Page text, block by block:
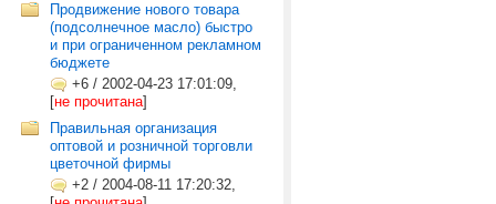
Продвижение нового товара
(подсолнечное масло) быстро
и при ограниченном рекламном
бюджете
+6 / 2002-04-23 17:01:09,
[не прочитана]
Правильная организация
оптовой и розничной торговли
цветочной фирмы
+2 / 2004-08-11 17:20:32,